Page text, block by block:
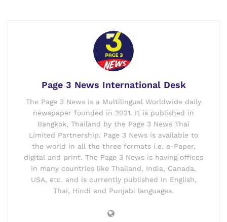
Page 3 News International Desk
The Page 3 News is a Multilingual Worldwide daily
newspaper founded in 2021. It is published in
Bangkok, Thailand by the Page 3 News Thai
Limited Partnership. Page 3 News is available to
the world in all the three formats i.e. e-Paper,
digital and print. The Page 3 News is having offices
in many countries like Thailand, India, Canada,
USA, etc. and is currently published in English,
Thai, Hindi and Punjabi languages.